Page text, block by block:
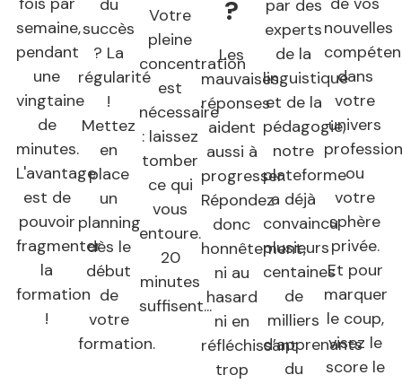
semaine,
pendant
une
vingtaine
de
minutes.
L'avantage
est de
pouvoir
fragmenter
la
formation
!
du
succès
? La
régularité
!
Mettez
en
place
un
planning
dès le
début
de
votre
formation.
Votre
pleine
concentration
est
nécessaire
: laissez
tomber
ce qui
vous
entoure.
20
minutes
suffisent...
?
Les
mauvaises
réponses
aident
aussi à
progresser.
Répondez
donc
honnêtement,
ni au
hasard
ni en
réfléchissant
trop
par des
experts
de la
linguistique
et de la
pédagogie,
notre
plateforme
a déjà
convaincu
plusieurs
centaines
de
milliers
d’apprenants
du
nouvelles
dans
votre
univers
ou
votre
sphère
privée.
Et pour
marquer
le coup,
visez le
score le